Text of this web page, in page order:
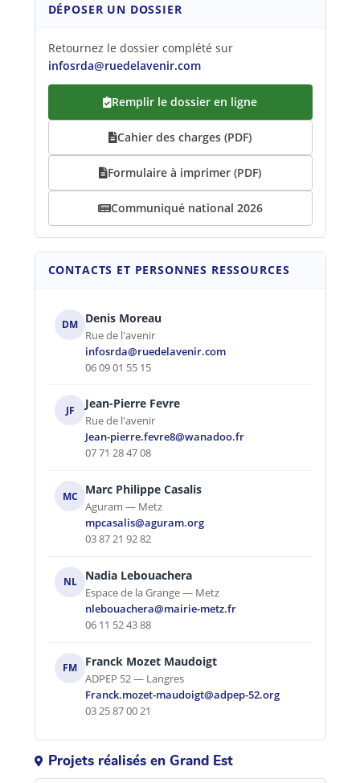
DÉPOSER UN DOSSIER
Retournez le dossier complété sur
infosrda@ruedelavenir.com
Remplir le dossier en ligne
Cahier des charges (PDF)
Formulaire à imprimer (PDF)
Communiqué national 2026
CONTACTS ET PERSONNES RESSOURCES
DM Denis Moreau
Rue de l'avenir
infosrda@ruedelavenir.com
06 09 01 55 15
JF Jean-Pierre Fevre
Rue de l'avenir
Jean-pierre.fevre8@wanadoo.fr
07 71 28 47 08
MC Marc Philippe Casalis
Aguram — Metz
mpcasalis@aguram.org
03 87 21 92 82
NL Nadia Lebouachera
Espace de la Grange — Metz
nlebouachera@mairie-metz.fr
06 11 52 43 88
FM Franck Mozet Maudoigt
ADPEP 52 — Langres
Franck.mozet-maudoigt@adpep-52.org
03 25 87 00 21
Projets réalisés en Grand Est